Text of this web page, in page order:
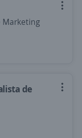
Marketing
de